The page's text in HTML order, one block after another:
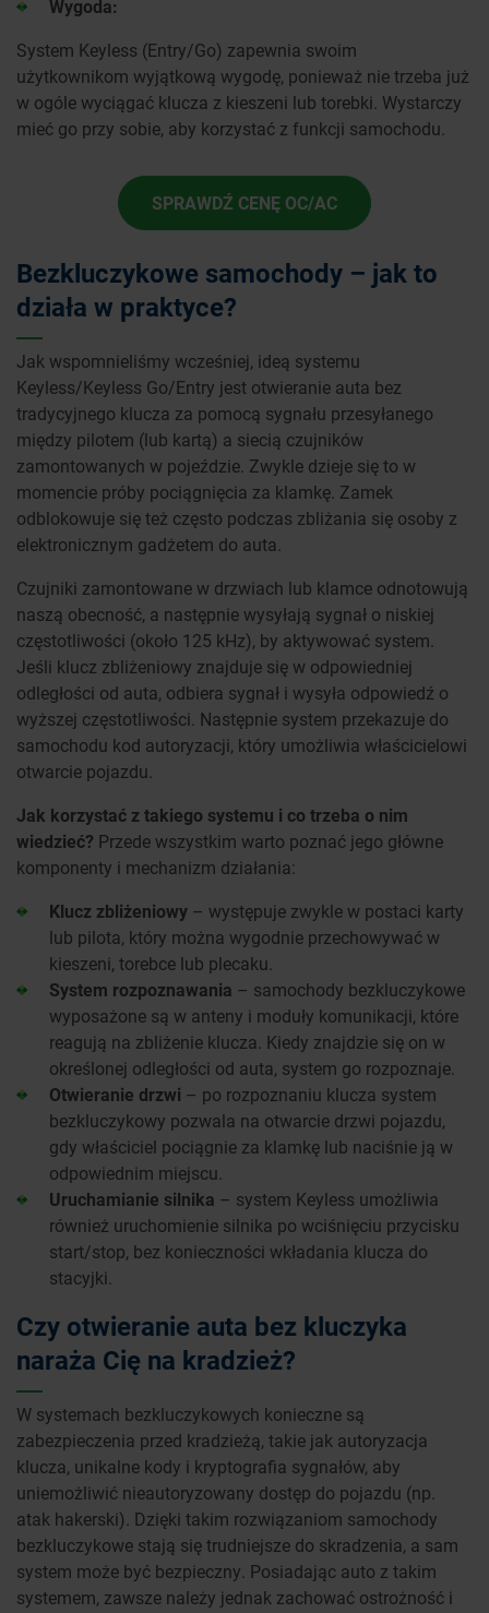
Wygoda:
System Keyless (Entry/Go) zapewnia swoim
użytkownikom wyjątkową wygodę, ponieważ nie trzeba już
w ogóle wyciągać klucza z kieszeni lub torebki. Wystarczy
mieć go przy sobie, aby korzystać z funkcji samochodu.
SPRAWDŹ CENĘ OC/AC
Bezkluczykowe samochody – jak to
działa w praktyce?
Jak wspomnieliśmy wcześniej, ideą systemu
Keyless/Keyless Go/Entry jest otwieranie auta bez
tradycyjnego klucza za pomocą sygnału przesyłanego
między pilotem (lub kartą) a siecią czujników
zamontowanych w pojeździe. Zwykle dzieje się to w
momencie próby pociągnięcia za klamkę. Zamek
odblokowuje się też często podczas zbliżania się osoby z
elektronicznym gadżetem do auta.
Czujniki zamontowane w drzwiach lub klamce odnotowują
naszą obecność, a następnie wysyłają sygnał o niskiej
częstotliwości (około 125 kHz), by aktywować system.
Jeśli klucz zbliżeniowy znajduje się w odpowiedniej
odległości od auta, odbiera sygnał i wysyła odpowiedź o
wyższej częstotliwości. Następnie system przekazuje do
samochodu kod autoryzacji, który umożliwia właścicielowi
otwarcie pojazdu.
Jak korzystać z takiego systemu i co trzeba o nim
wiedzieć? Przede wszystkim warto poznać jego główne
komponenty i mechanizm działania:
Klucz zbliżeniowy – występuje zwykle w postaci karty
lub pilota, który można wygodnie przechowywać w
kieszeni, torebce lub plecaku.
System rozpoznawania – samochody bezkluczykowe
wyposażone są w anteny i moduły komunikacji, które
reagują na zbliżenie klucza. Kiedy znajdzie się on w
określonej odległości od auta, system go rozpoznaje.
Otwieranie drzwi – po rozpoznaniu klucza system
bezkluczykowy pozwala na otwarcie drzwi pojazdu,
gdy właściciel pociągnie za klamkę lub naciśnie ją w
odpowiednim miejscu.
Uruchamianie silnika – system Keyless umożliwia
również uruchomienie silnika po wciśnięciu przycisku
start/stop, bez konieczności wkładania klucza do
stacyjki.
Czy otwieranie auta bez kluczyka
naraża Cię na kradzież?
W systemach bezkluczykowych konieczne są
zabezpieczenia przed kradzieżą, takie jak autoryzacja
klucza, unikalne kody i kryptografia sygnałów, aby
uniemożliwić nieautoryzowany dostęp do pojazdu (np.
atak hakerski). Dzięki takim rozwiązaniom samochody
bezkluczykowe stają się trudniejsze do skradzenia, a sam
system może być bezpieczny. Posiadając auto z takim
systemem, zawsze należy jednak zachować ostrożność i